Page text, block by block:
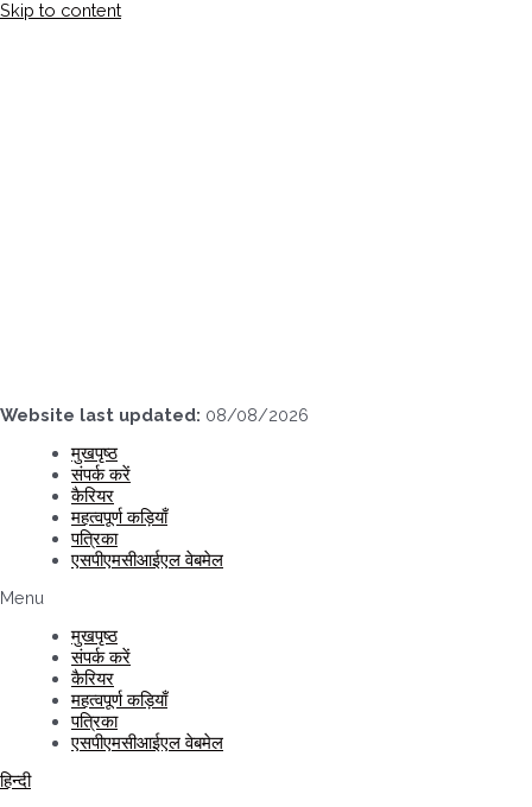
Skip to content
Website last updated: 08/08/2026
मुखपृष्ठ
संपर्क करें
कैरियर
महत्वपूर्ण कड़ियाँ
पत्रिका
एसपीएमसीआईएल वेबमेल
Menu
मुखपृष्ठ
संपर्क करें
कैरियर
महत्वपूर्ण कड़ियाँ
पत्रिका
एसपीएमसीआईएल वेबमेल
हिन्दी